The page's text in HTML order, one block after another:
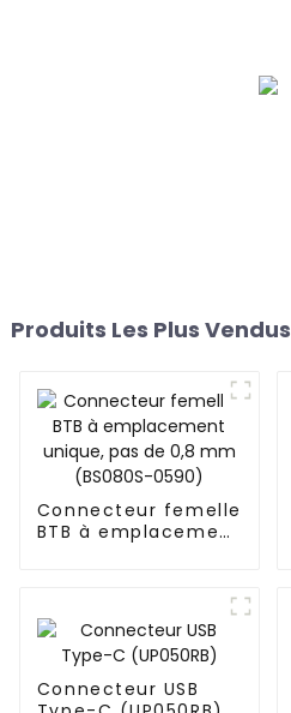
Produits Les Plus Vendus
Connecteur femelle
BTB à emplacement
Connecteur USB